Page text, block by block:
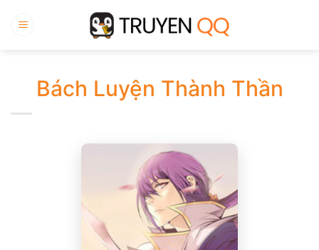
qua
Bách Luyện Thành Thần